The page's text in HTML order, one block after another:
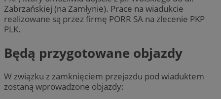
Zabrzańskiej (na Zamłynie). Prace na wiadukcie
realizowane są przez firmę PORR SA na zlecenie PKP
PLK.
Będą przygotowane objazdy
W związku z zamknięciem przejazdu pod wiaduktem
zostaną wprowadzone objazdy: